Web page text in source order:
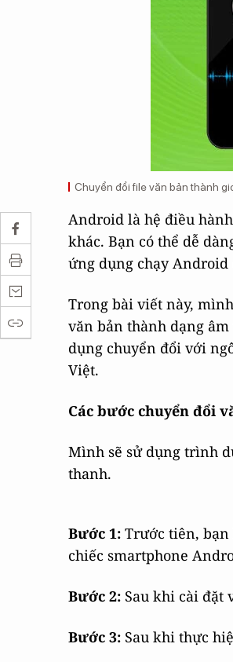
Chuyển đổi file văn bản thành
Android là hệ điều
khác. Bạn có thể dễ
ứng dụng chạy Android
Trong bài viết này,
văn bản thành dạng
dụng chuyển đổi với
Việt.
Các bước chuyển đổi
Mình sẽ sử dụng trình
thanh.
Bước 1: Trước tiên, bạn
chiếc smartphone
Bước 2: Sau khi cài đặt
Bước 3: Sau khi thực